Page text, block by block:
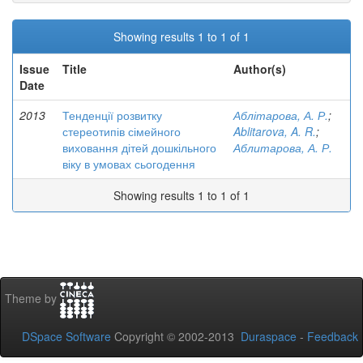
Showing results 1 to 1 of 1
Issue
Date
Title Author(s)
2013
Тенденції розвитку
стереотипів сімейного
виховання дітей дошкільного
віку в умовах сьогодення
Аблітарова, А. Р.;
Ablitarova, A. R.;
Аблитарова, А. Р.
Showing results 1 to 1 of 1
Theme by
DSpace Software Copyright © 2002-2013 Duraspace - Feedback